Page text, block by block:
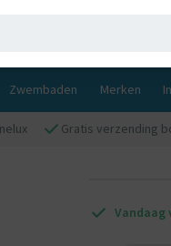
Zwembaden Merken
Gratis verzending
Vandaag